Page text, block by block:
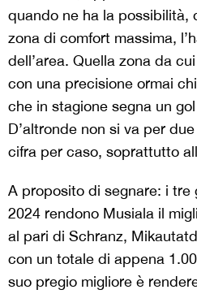
quando ne ha la possibilità,
zona di comfort massima,
dell’area. Quella zona da
con una precisione ormai
che in stagione segna un
D’altronde non si va per
cifra per caso, soprattutto
A proposito di segnare: i tre
2024 rendono Musiala il
al pari di Schranz,
con un totale di appena
suo pregio migliore è